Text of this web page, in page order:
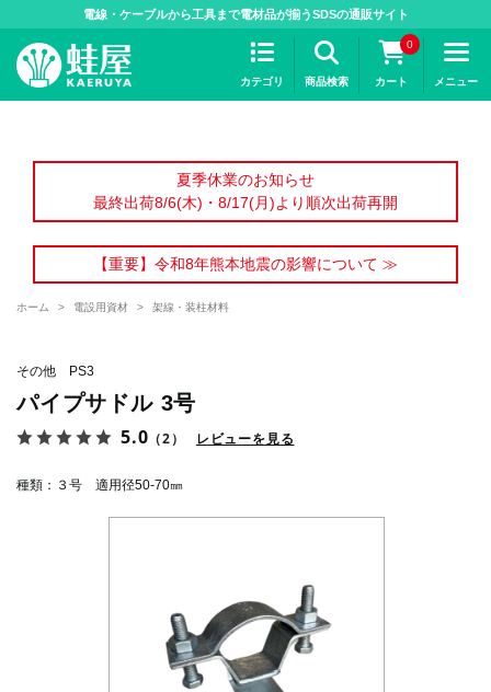
電線・ケーブルから工具まで電材品が揃うSDSの通販サイト
カテゴリ 商品検索
0
カート メニュー
夏季休業のお知らせ
最終出荷8/6(木)・8/17(月)より順次出荷再開
【重要】令和8年熊本地震の影響について ≫
ホーム > 電設用資材 > 架線・装柱材料
その他 PS3
パイプサドル 3号
5.0 （2） レビューを見る
種類：３号 適用径50-70㎜